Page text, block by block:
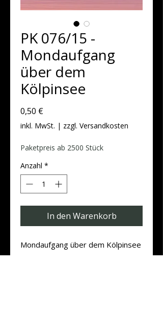
PK 076/15 -
Mondaufgang
über dem
Kölpinsee
0,50 €Preis
inkl. MwSt. | zzgl. Versandkosten
Paketpreis ab 2500 Stück
Anzahl *
In den Warenkorb
Mondaufgang über dem Kölpinsee